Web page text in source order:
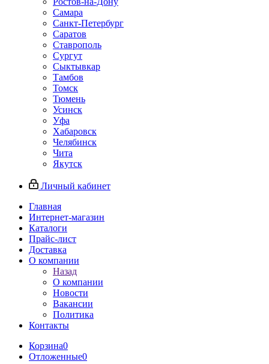
Самара
Санкт-Петербург
Саратов
Ставрополь
Сургут
Сыктывкар
Тамбов
Томск
Тюмень
Усинск
Уфа
Хабаровск
Челябинск
Чита
Якутск
Личный кабинет
Главная
Интернет-магазин
Каталоги
Прайс-лист
Доставка
О компании
Назад
О компании
Новости
Вакансии
Политика
Контакты
Корзина0
Отложенные0